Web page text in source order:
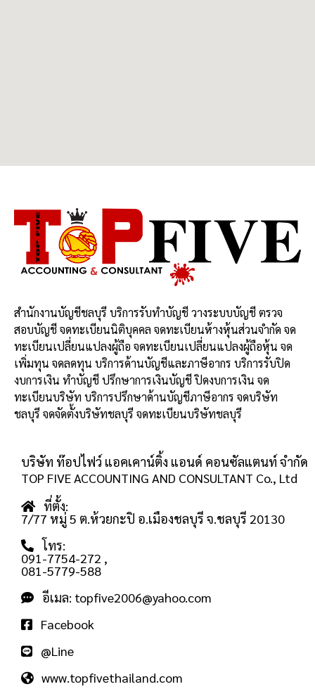
สำนักงานบัญชีชลบุรี บริการรับทำบัญชี วางระบบบัญชี ตรวจ
สอบบัญชี จดทะเบียนนิติบุคคล จดทะเบียนห้างหุ้นส่วนจำกัด จด
ทะเบียนเปลี่ยนแปลงผู้ถือ จดทะเบียนเปลี่ยนแปลงผู้ถือหุ้น จด
เพิ่มทุน จดลดทุน บริการด้านบัญชีและภาษีอากร บริการรับปิด
งบการเงิน ทำบัญชี ปรึกษาการเงินบัญชี ปิดงบการเงิน จด
ทะเบียนบริษัท บริการปรึกษาด้านบัญชีภาษีอากร จดบริษัท
ชลบุรี จดจัดตั้งบริษัทชลบุรี จดทะเบียนบริษัทชลบุรี
บริษัท ท๊อปไฟว์ แอคเคาน์ติ้ง แอนด์ คอนซัลแตนท์ จำกัด
TOP FIVE ACCOUNTING AND CONSULTANT Co., Ltd
ที่ตั้ง:
7/77 หมู่ 5 ต.ห้วยกะปิ อ.เมืองชลบุรี จ.ชลบุรี 20130
โทร:
091-7754-272 ,
081-5779-588
อีเมล: topfive2006@yahoo.com
Facebook
@Line
www.topfivethailand.com